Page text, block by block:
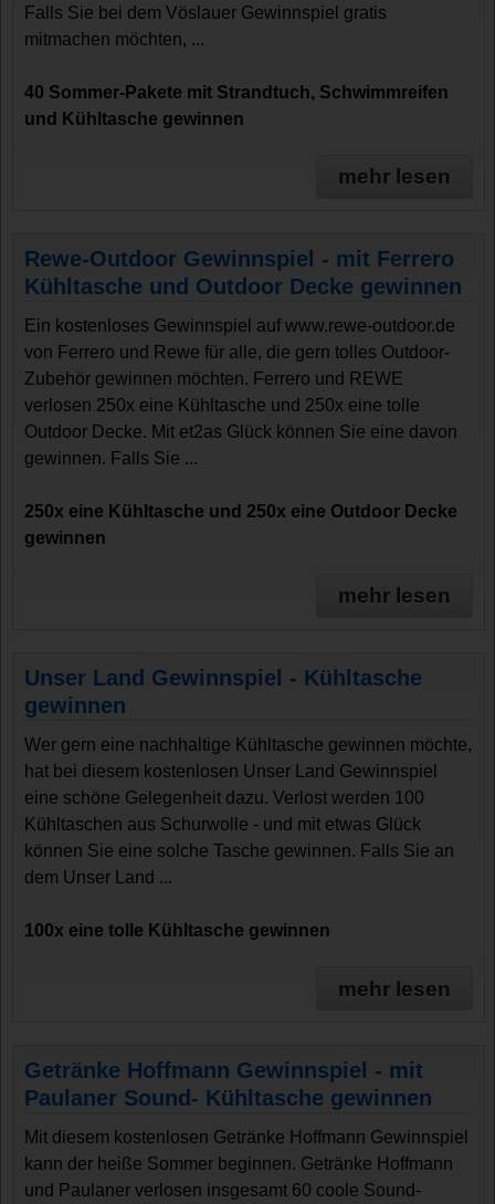
Falls Sie bei dem Vöslauer Gewinnspiel gratis
mitmachen möchten, ...
40 Sommer-Pakete mit Strandtuch, Schwimmreifen
und Kühltasche gewinnen
mehr lesen
Rewe-Outdoor Gewinnspiel - mit Ferrero
Kühltasche und Outdoor Decke gewinnen
Ein kostenloses Gewinnspiel auf www.rewe-outdoor.de
von Ferrero und Rewe für alle, die gern tolles Outdoor-
Zubehör gewinnen möchten. Ferrero und REWE
verlosen 250x eine Kühltasche und 250x eine tolle
Outdoor Decke. Mit et2as Glück können Sie eine davon
gewinnen. Falls Sie ...
250x eine Kühltasche und 250x eine Outdoor Decke
gewinnen
mehr lesen
Unser Land Gewinnspiel - Kühltasche
gewinnen
Wer gern eine nachhaltige Kühltasche gewinnen möchte,
hat bei diesem kostenlosen Unser Land Gewinnspiel
eine schöne Gelegenheit dazu. Verlost werden 100
Kühltaschen aus Schurwolle - und mit etwas Glück
können Sie eine solche Tasche gewinnen. Falls Sie an
dem Unser Land ...
100x eine tolle Kühltasche gewinnen
mehr lesen
Getränke Hoffmann Gewinnspiel - mit
Paulaner Sound- Kühltasche gewinnen
Mit diesem kostenlosen Getränke Hoffmann Gewinnspiel
kann der heiße Sommer beginnen. Getränke Hoffmann
und Paulaner verlosen insgesamt 60 coole Sound-